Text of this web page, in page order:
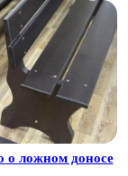
о ложном доносе